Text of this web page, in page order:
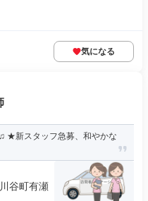
気になる
★新スタッフ急募、和やかな
谷町有瀬